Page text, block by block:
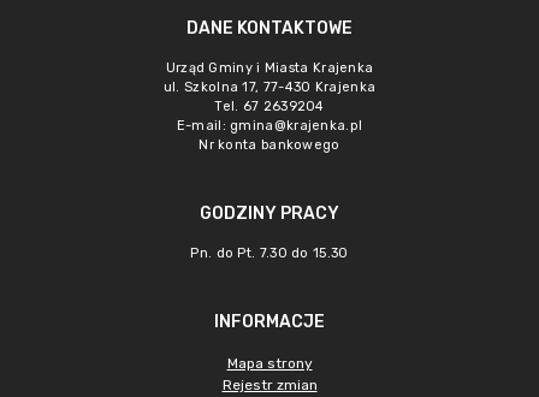
DANE KONTAKTOWE
Urząd Gminy i Miasta Krajenka
ul. Szkolna 17, 77-430 Krajenka
Tel. 67 2639204
E-mail: gmina@krajenka.pl
Nr konta bankowego
GODZINY PRACY
Pn. do Pt. 7.30 do 15.30
INFORMACJE
Mapa strony
Rejestr zmian